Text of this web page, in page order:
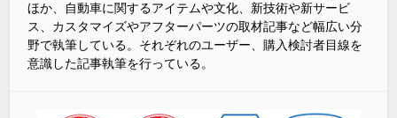
ほか、自動車に関するアイテムや文化、新技術や新サービ
ス、カスタマイズやアフターパーツの取材記事など幅広い分
野で執筆している。それぞれのユーザー、購入検討者目線を
意識した記事執筆を行っている。